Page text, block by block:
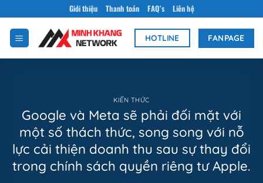
dung
Giới thiệu Thanh toán FAQ’s Liên hệ
HOTLINE FANPAGE
KIẾN THỨC
Google và Meta sẽ phải đối mặt với
một số thách thức, song song với nỗ
lực cải thiện doanh thu sau sự thay đổi
trong chính sách quyền riêng tư Apple.